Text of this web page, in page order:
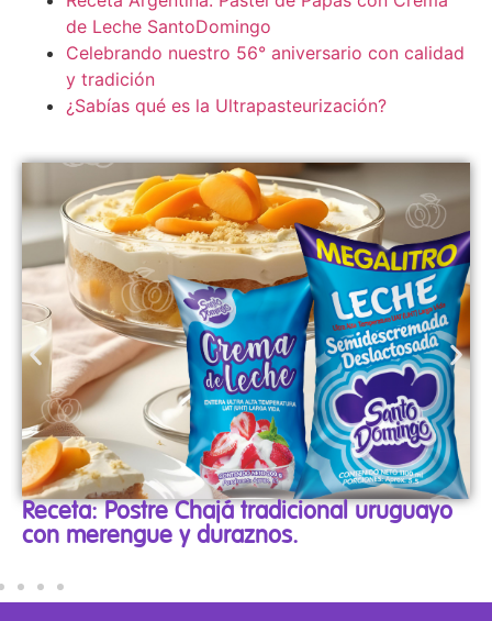
de Leche SantoDomingo
Celebrando nuestro 56° aniversario con calidad
y tradición
¿Sabías qué es la Ultrapasteurización?
Importancia de tener el certificado